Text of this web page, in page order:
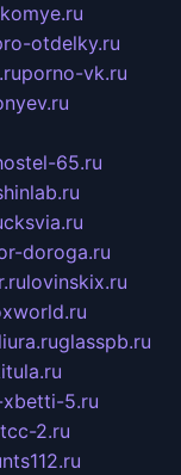
otdelky.ru
porno-vk.ru
65.ru
doroga.ru
lovinskix.ru
liura.ruglasspb.ru
5.ru
2.ru